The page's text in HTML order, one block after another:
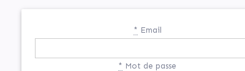
* Email
* Mot de passe